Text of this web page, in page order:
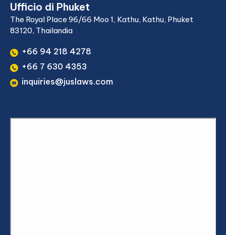
Ufficio di Phuket
The Royal Place 96/66 Moo 1, Kathu, Kathu, Phuket
83120, Thailandia
+66 94 218 4278
+66 7 630 4353
inquiries@juslaws.com